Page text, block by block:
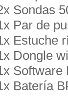
Sondas
Par de
Estuche
Dongle
Software
Batería